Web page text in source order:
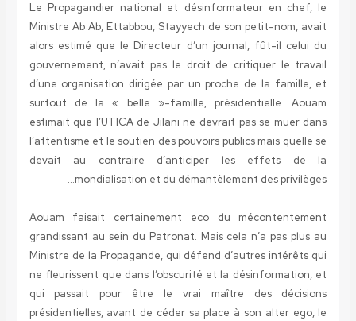
Le Propagandier national et désinformateur en chef, le
Ministre Ab Ab, Ettabbou, Stayyech de son petit-nom, avait
alors estimé que le Directeur d’un journal, fût-il celui du
gouvernement, n’avait pas le droit de critiquer le travail
d’une organisation dirigée par un proche de la famille, et
surtout de la « belle »-famille, présidentielle. Aouam
estimait que l’UTICA de Jilani ne devrait pas se muer dans
l’attentisme et le soutien des pouvoirs publics mais quelle se
devait au contraire d’anticiper les effets de la
mondialisation et du démantèlement des privilèges…
Aouam faisait certainement eco du mécontentement
grandissant au sein du Patronat. Mais cela n’a pas plus au
Ministre de la Propagande, qui défend d’autres intérêts qui
ne fleurissent que dans l’obscurité et la désinformation, et
qui passait pour être le vrai maître des décisions
présidentielles, avant de céder sa place à son alter ego, le